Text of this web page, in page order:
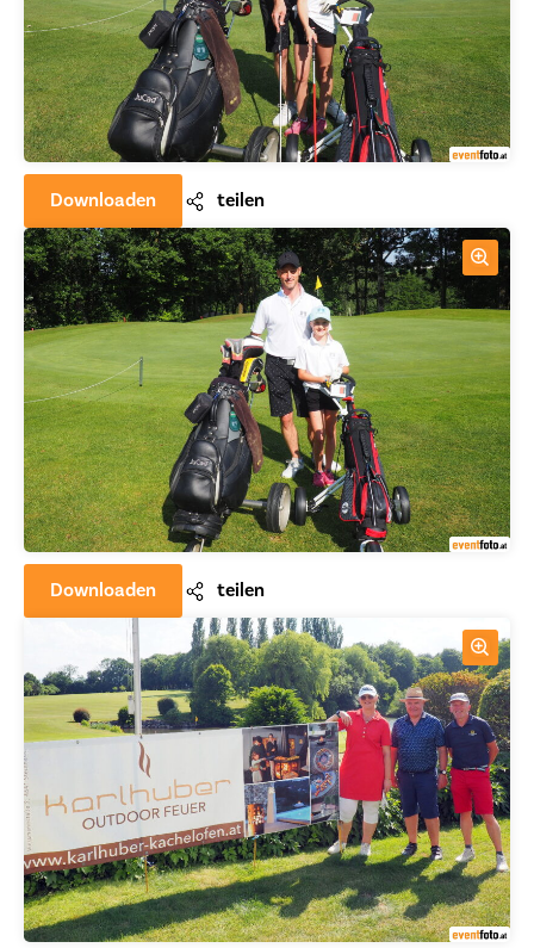
Downloaden teilen
Downloaden teilen